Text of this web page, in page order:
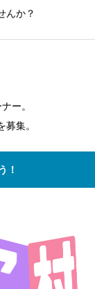
んか？
ー。
集。
！